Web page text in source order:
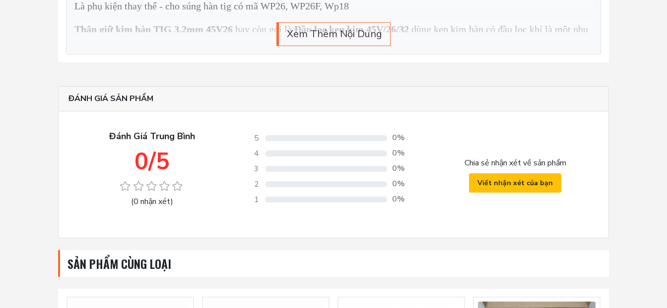
Là phụ kiện thay thế - cho súng hàn tig có mã WP26, WP26F, Wp18
Thân giữ kim hàn TIG 3.2mm 45V26 hay còn gọi làĐầu lọc kẹp kim 45V/26/32 dùng kẹp kim hàn có đầu lọc khí là một phụ
kiện quan trọng trong quá trình hàn TIG (Tungsten Inert Gas), được sử dụng để giữ và bảo vệ kim hàn (tungsten electrode) trong
Sửa chữa các bề mặt hư hỏng hoặc bị gãy.
Đóng gói sản phẩm bằng các tấm kim loại.
Hàn các vật liệu siêu nhẹ như titan và magie.
Thân giữ kim hàn TIG 3.2mm 45V26 được thiết kế để sử dụng với các loại kim hàn có đường kính 2.4mm, và được sử dụng phổ
biến trong ngành công nghiệp sản xuất và sửa chữa kim loại.
Đ/c: D2, KP4, P Trung Mỹ Tây, Quận 12, Tp Hồ Chí Minh
Xem Thêm Nội Dung
ĐÁNH GIÁ SẢN PHẨM
Đánh Giá Trung Bình
0/5
(0 nhận xét)
5 0%
4 0%
3 0%
2 0%
1 0%
Chia sẻ nhận xét về sản phẩm
Viết nhận xét của bạn
SẢN PHẨM CÙNG LOẠI